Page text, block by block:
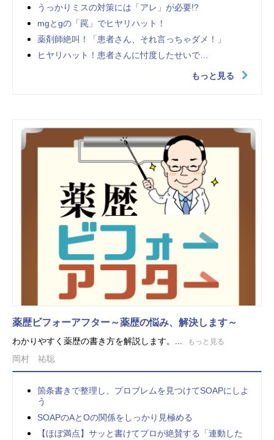
うっかりミスの対策には「アレ」が必要!?
mgとgの「罠」でヒヤリハット！
薬剤師絶叫！「患者さん、それ言っちゃダメ！」
ヒヤリハット！患者さんに忖度したせいで…
もっと見る
薬歴ビフォーアフター～薬歴の悩み、解決します～
わかりやすく薬歴の書き方を解説します。... もっと見る
岡村 祐聡
箇条書きで整理し、プロブレムを見つけてSOAPにしよ
う
SOAPのAとOの関係をしっかり見極める
【ほぼ満点】サッと書けてプロが絶賛する「連動した